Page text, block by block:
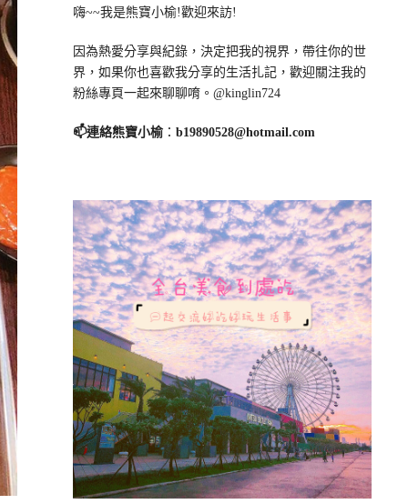
嗨~~我是熊寶小榆!歡迎來訪!
因為熱愛分享與紀錄，決定把我的視界，帶往你的世
界，如果你也喜歡我分享的生活扎記，歡迎關注我的
粉絲專頁一起來聊聊唷。@kinglin724
📫連絡熊寶小榆： b19890528@hotmail.com